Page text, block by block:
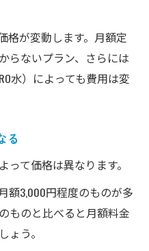
ーサーバーの選び方
びにおいて重要視す
ウォーターサーバー
択を
価格とデザインの選
格が変動します。月額定
らないプラン、さらには
水）によっても費用は変
る
て価格は異なります。
額3,000円程度のものが多
ものと比べると月額料金
う。